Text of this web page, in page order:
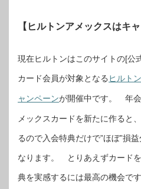
【ヒルトンアメックスはキ
現在ヒルトンはこのサイトの[公
カード会員が対象となる ヒルト
ャンペーンが開催中です。 年
メックスカードを新たに作ると、
るので入会特典だけで”ほぼ”損
なります。 とりあえずカード
典を実感するには最高の機会です